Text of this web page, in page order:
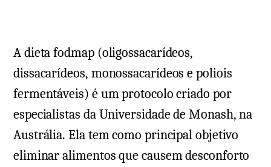
A dieta fodmap (oligossacarídeos,
dissacarídeos, monossacarídeos e poliois
fermentáveis) é um protocolo criado por
especialistas da Universidade de Monash, na
Austrália. Ela tem como principal objetivo
eliminar alimentos que causem desconforto